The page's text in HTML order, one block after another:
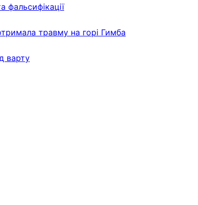
фальсифікації
травму на горі Гимба
варту